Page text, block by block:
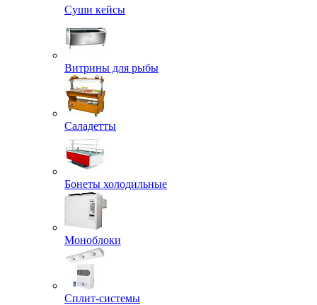
Суши кейсы
Витрины для рыбы
Саладетты
Бонеты холодильные
Моноблоки
Сплит-системы